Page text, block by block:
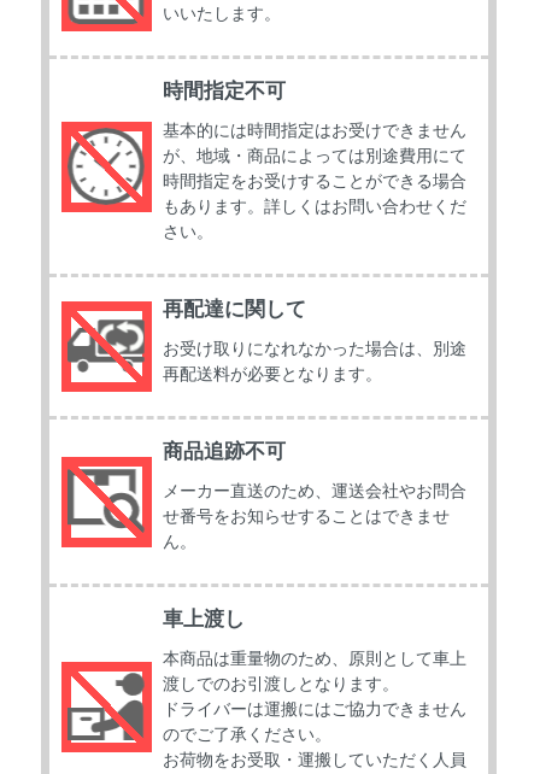
いいたします。
時間指定不可
基本的には時間指定はお受けできません
が、地域・商品によっては別途費用にて
時間指定をお受けすることができる場合
もあります。詳しくはお問い合わせくだ
さい。
再配達に関して
お受け取りになれなかった場合は、別途
再配送料が必要となります。
商品追跡不可
メーカー直送のため、運送会社やお問合
せ番号をお知らせすることはできませ
ん。
車上渡し
本商品は重量物のため、原則として車上
渡しでのお引渡しとなります。
ドライバーは運搬にはご協力できません
のでご了承ください。
お荷物をお受取・運搬していただく人員